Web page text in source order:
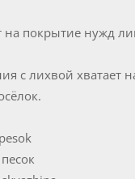
на покрытие нужд
с лихвой хватает